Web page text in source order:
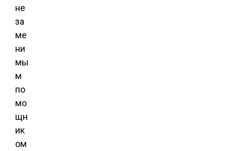
не
за
ме
ни
мы
м
по
мо
щн
ик
ом